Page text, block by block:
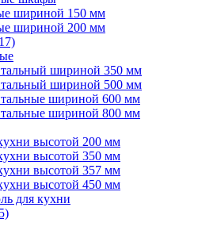
шириной 150 мм
шириной 200 мм
шириной 350 мм
шириной 500 мм
шириной 600 мм
шириной 800 мм
высотой 200 мм
высотой 350 мм
высотой 357 мм
высотой 450 мм
для кухни